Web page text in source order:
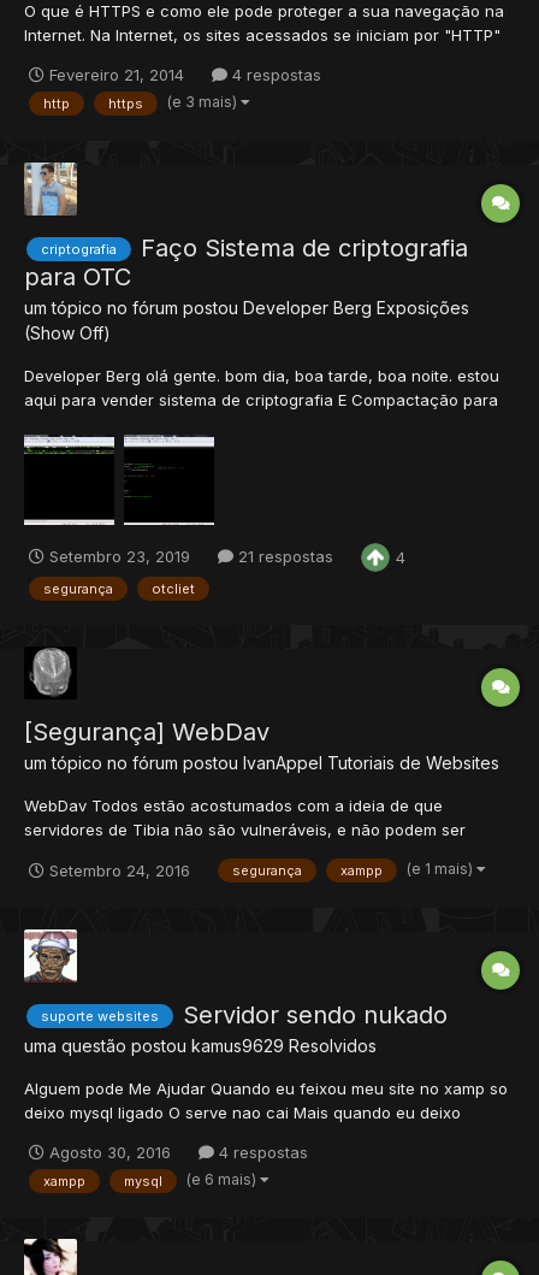
O que é HTTPS e como ele pode proteger a sua navegação na
Internet. Na Internet, os sites acessados se iniciam por "HTTP"
elas significam? É importante conhecer as especificações para
saber se a navegação, em determinada página da w...
Fevereiro 21, 2014 4 respostas
http https (e 3 mais)
criptografia
Faço Sistema de criptografia
para OTC
um tópico no fórum postou Developer Berg Exposições
(Show Off)
Developer Berg olá gente. bom dia, boa tarde, boa noite. estou
aqui para vender sistema de criptografia E Compactação para
OTC, seja .lua, .otmod, .otui, .png. pode ser qualquer extensão.
O Sistema consiste em criptograf...
Setembro 23, 2019 21 respostas 4
segurança otcliet
[Segurança] WebDav
um tópico no fórum postou IvanAppel Tutoriais de Websites
WebDav Todos estão acostumados com a ideia de que
servidores de Tibia não são vulneráveis, e não podem ser
sistema padrão de upload de arquivos pelo Xampp, que fica
Setembro 24, 2016 segurança xampp (e 1 mais)
suporte websites Servidor sendo nukado
uma questão postou kamus9629 Resolvidos
Alguem pode Me Ajudar Quando eu feixou meu site no xamp so
deixo mysql ligado O serve nao cai Mais quando eu deixo
feixarAgosto 30, 2016 4 respostas
xampp mysql (e 6 mais)